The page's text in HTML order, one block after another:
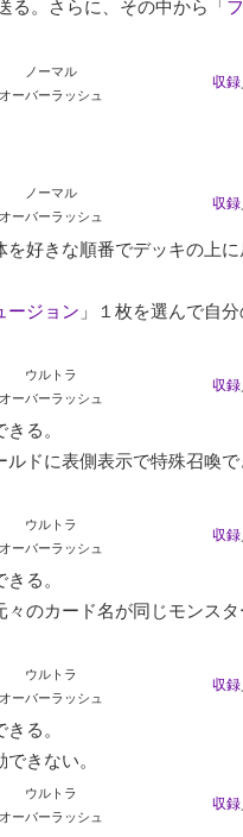
る。さらに、その中から「
ノーマル
オーバーラッシュ
収録
ノーマル
オーバーラッシュ
収録
を好きな順番でデッキの上
ージョン 」１枚を選んで自
ウルトラ
オーバーラッシュ
収録
る。
ドに表側表示で特殊召喚
ウルトラ
オーバーラッシュ
収録
る。
のカード名が同じモンス
ウルトラ
オーバーラッシュ
収録
る。
きない。
ウルトラ
オーバーラッシュ
収録